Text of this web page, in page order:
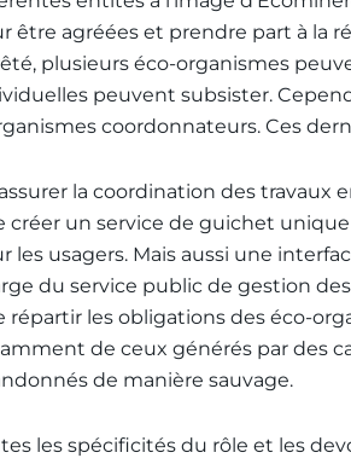
être agréées et prendre part à la
plusieurs éco-organismes
peuvent subsister.
coordonnateurs. Ces
la coordination des travaux
créer un service de guichet
les usagers. Mais aussi une
du service public de gestion des
répartir les obligations des éco-
de ceux générés par des
de manière sauvage.
les spécificités du rôle et les